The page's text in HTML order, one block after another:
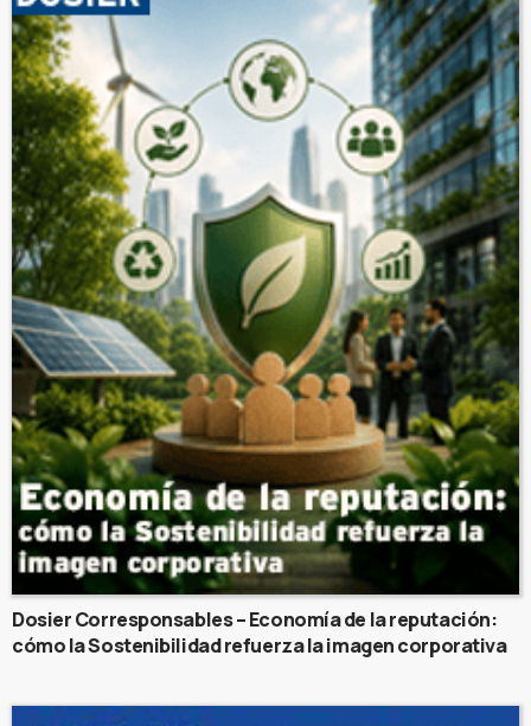
Dosier Corresponsables – Economía de la reputación:
cómo la Sostenibilidad refuerza la imagen corporativa